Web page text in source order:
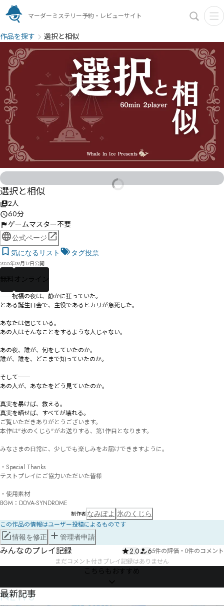
マーダーミステリー予約・レビューサイト
作品を探す 選択と相似
選択と相似
2人
60分
ゲームマスター不要
公式ページ
気になるリスト
タグ投票
2025年09月17日公開
無料 オンライン
──祝福の夜は、静かに狂っていた。
とある誕生日会で、主役であるヒカリが急死した。
あなたは信じている。
あの人はそんなことをするような人じゃない。
あの夜、誰が、何をしていたのか。
誰が、誰を、どこまで知っていたのか。
そして──
あの人が、あなたをどう見ていたのか。
真実を暴けば、救える。
真実を晒せば、すべてが壊れる。
ご覧いただきありがとうございます。
本作は"氷のくじら"がお送りする、第1作目となります。
みなさまの日常に、少しでも楽しみをお届けできますように。
・Special Thanks
テストプレイにご協力いただいた皆様
・使用素材
BGM：DOVA-SYNDROME
制作者 なみぽよ 氷のくじら
この作品の情報はユーザー投稿によるものです
情報を修正 管理者申請
みんなのプレイ記録 2.0 65件の評価 ・ 0件のコメント
まだコメント付きプレイ記録はありません
こちらもおすすめ
NEWS
最新記事